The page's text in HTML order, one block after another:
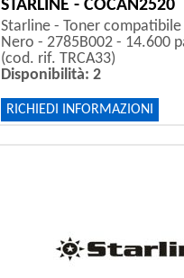
STARLINE - COCAN2520
Starline - Toner
Nero - 2785B002 - 14.600
(cod. rif. TRCA33)
Disponibilità: 2
RICHIEDI INFORMAZIONI